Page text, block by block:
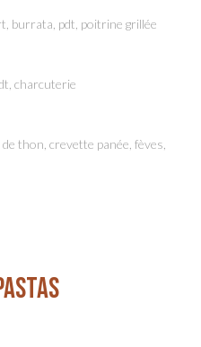
burrata, pdt, poitrine grillée
charcuterie